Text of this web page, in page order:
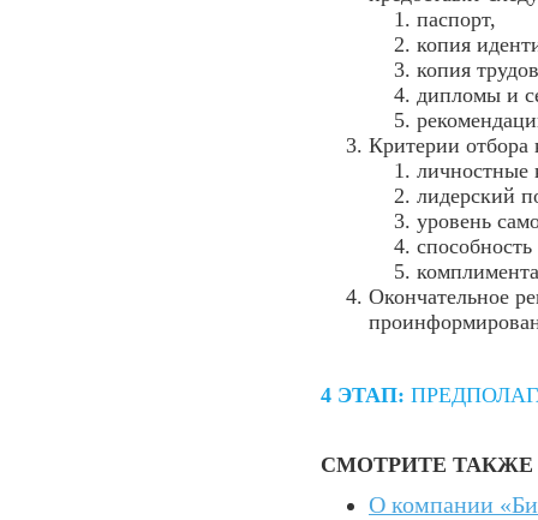
паспорт,
копия
копия
дипломы и
Критерии отбора
личностные
лидерский
уровень
Окончательное
4 ЭТАП:
СМОТРИТЕ ТАКЖЕ
О компании